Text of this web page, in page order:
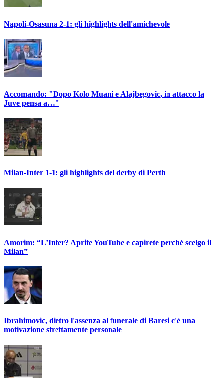
Napoli-Osasuna 2-1: gli highlights dell'amichevole
Accomando: "Dopo Kolo Muani e Alajbegovic, in attacco la
Juve pensa a…"
Milan-Inter 1-1: gli highlights del derby di Perth
Amorim: “L’Inter? Aprite YouTube e capirete perché scelgo il
Milan”
Ibrahimovic, dietro l'assenza al funerale di Baresi c'è una
motivazione strettamente personale